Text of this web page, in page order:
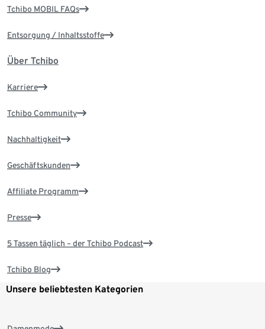
Tchibo MOBIL FAQs
Entsorgung / Inhaltsstoffe
Über Tchibo
Karriere
Tchibo Community
Nachhaltigkeit
Geschäftskunden
Affiliate Programm
Presse
5 Tassen täglich – der Tchibo Podcast
Tchibo Blog
Unsere beliebtesten Kategorien